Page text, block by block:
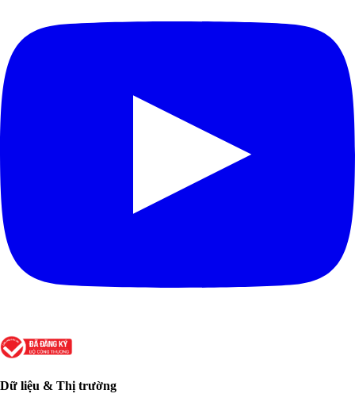
Dữ liệu & Thị trường